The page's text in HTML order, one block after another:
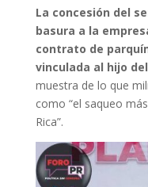
La concesión del
basura a la
contrato de
vinculada al hijo
muestra de lo que
como “el saqueo
Rica”.